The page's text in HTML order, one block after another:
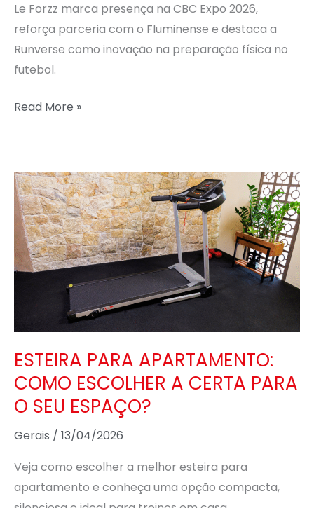
Le Forzz marca presença na CBC Expo 2026,
reforça parceria com o Fluminense e destaca a
Runverse como inovação na preparação física no
futebol.
Read More »
ESTEIRA PARA APARTAMENTO:
COMO ESCOLHER A CERTA PARA
O SEU ESPAÇO?
Gerais / 13/04/2026
Veja como escolher a melhor esteira para
apartamento e conheça uma opção compacta,
ESTEIRA
PARA
APARTAMENTO:
COMO
ESCOLHER
SEU
ESPAÇO?